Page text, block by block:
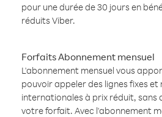
pour une durée de 30 jours en
réduits Viber.
Forfaits Abonnement mensuel
L'abonnement mensuel vous
pouvoir appeler des lignes fixes et
internationales à prix réduit, sans
votre forfait. Avec l'abonnement